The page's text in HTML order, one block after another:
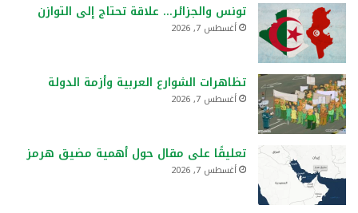
تونس والجزائر… علاقة تحتاج إلى التوازن
أغسطس 7, 2026
تظاهرات الشوارع العربية وأزمة الدولة
أغسطس 7, 2026
تعليقًا على مقال حول أهمية مضيق هرمز
أغسطس 7, 2026